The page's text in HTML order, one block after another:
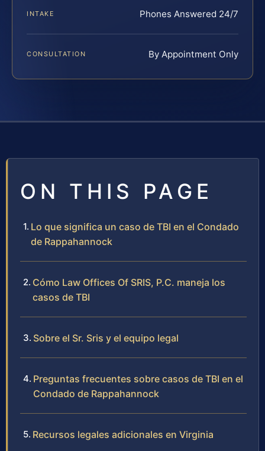
INTAKE Phones Answered 24/7
CONSULTATION By Appointment Only
ON THIS PAGE
Lo que significa un caso de TBI en el Condado
de Rappahannock
Cómo Law Offices Of SRIS, P.C. maneja los
casos de TBI
Sobre el Sr. Sris y el equipo legal
Preguntas frecuentes sobre casos de TBI en el
Condado de Rappahannock
Recursos legales adicionales en Virginia